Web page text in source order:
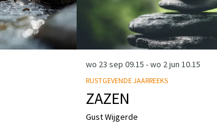
ZAZEN
Gust Wijgerde
RUSTGEVENDE JAARREEKS
wo 23 sep09.15-wo 2 jun10.15